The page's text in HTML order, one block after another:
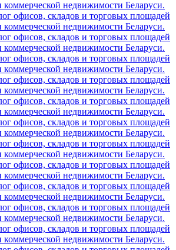
коммерческой недвижимости Беларуси.
офисов, складов и торговых площадей
коммерческой недвижимости Беларуси.
офисов, складов и торговых площадей
коммерческой недвижимости Беларуси.
офисов, складов и торговых площадей
коммерческой недвижимости Беларуси.
офисов, складов и торговых площадей
коммерческой недвижимости Беларуси.
офисов, складов и торговых площадей
коммерческой недвижимости Беларуси.
офисов, складов и торговых площадей
коммерческой недвижимости Беларуси.
офисов, складов и торговых площадей
коммерческой недвижимости Беларуси.
офисов, складов и торговых площадей
коммерческой недвижимости Беларуси.
офисов, складов и торговых площадей
коммерческой недвижимости Беларуси.
офисов, складов и торговых площадей
коммерческой недвижимости Беларуси.
офисов, складов и торговых площадей
коммерческой недвижимости Беларуси.